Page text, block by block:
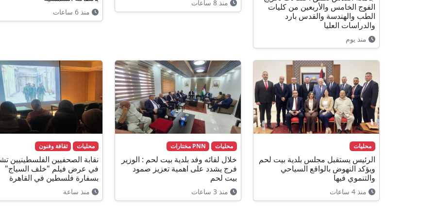
الفوج الخامس والأربعين من كليات
الطب والهندسة والقدس بارد
والدراسات العليا
منذ يوم
منذ 8 ساعات
منذ 6 ساعات
محليات
الرئيس يستقبل مجلس بلدية بيت لحم
ويؤكد النهوض بالواقع السياحي
والتنموي فيها
منذ 4 ساعات
محليات PNN مختارات
خلال لقائه وفد بلدية بيت لحم : الوزير
فرج يشدد على اهمية تعزيز صمود
بيت لحم
منذ 3 ساعات
محليات ثقافة وفنون
نقابة الصحفيين الفلسطينيين
في عرض فيلم "خلف السياج"
بسفارة فلسطين في القاهرة
منذ ساعة